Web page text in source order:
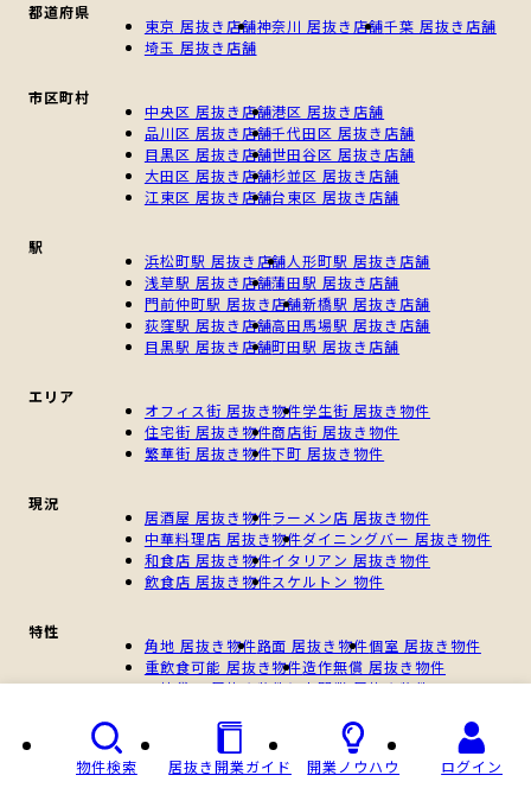
都道府県
東京 居抜き店舗神奈川 居抜き店舗千葉 居抜き店舗
埼玉 居抜き店舗
市区町村
中央区 居抜き店舗港区 居抜き店舗
品川区 居抜き店舗千代田区 居抜き店舗
目黒区 居抜き店舗世田谷区 居抜き店舗
大田区 居抜き店舗杉並区 居抜き店舗
江東区 居抜き店舗台東区 居抜き店舗
駅
浜松町駅 居抜き店舗人形町駅 居抜き店舗
浅草駅 居抜き店舗蒲田駅 居抜き店舗
門前仲町駅 居抜き店舗新橋駅 居抜き店舗
荻窪駅 居抜き店舗高田馬場駅 居抜き店舗
目黒駅 居抜き店舗町田駅 居抜き店舗
エリア
オフィス街 居抜き物件学生街 居抜き物件
住宅街 居抜き物件商店街 居抜き物件
繁華街 居抜き物件下町 居抜き物件
現況
居酒屋 居抜き物件ラーメン店 居抜き物件
中華料理店 居抜き物件ダイニングバー 居抜き物件
和食店 居抜き物件イタリアン 居抜き物件
飲食店 居抜き物件スケルトン 物件
特性
角地 居抜き物件路面 居抜き物件個室 居抜き物件
重飲食可能 居抜き物件造作無償 居抜き物件
一棟貸し 居抜き物件個人開業 居抜き物件
物件検索 居抜き開業ガイド 開業ノウハウ ログイン